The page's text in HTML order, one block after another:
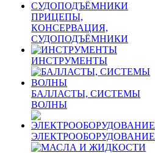
ПРИЦЕПЫ,
КОНСЕРВАЦИЯ,
СУДОПОДЪЁМНИКИ
ИНСТРУМЕНТЫ
БАЛЛАСТЫ, СИСТЕМЫ
ВОЛНЫ
ЭЛЕКТРООБОРУДОВАНИЕ